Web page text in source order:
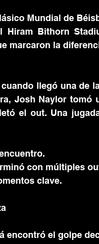
Mundial de
Bithorn
marcaron la
llegó una de
Josh Naylor tomó
el out. Una
con múltiples
clave.
encontró el golpe